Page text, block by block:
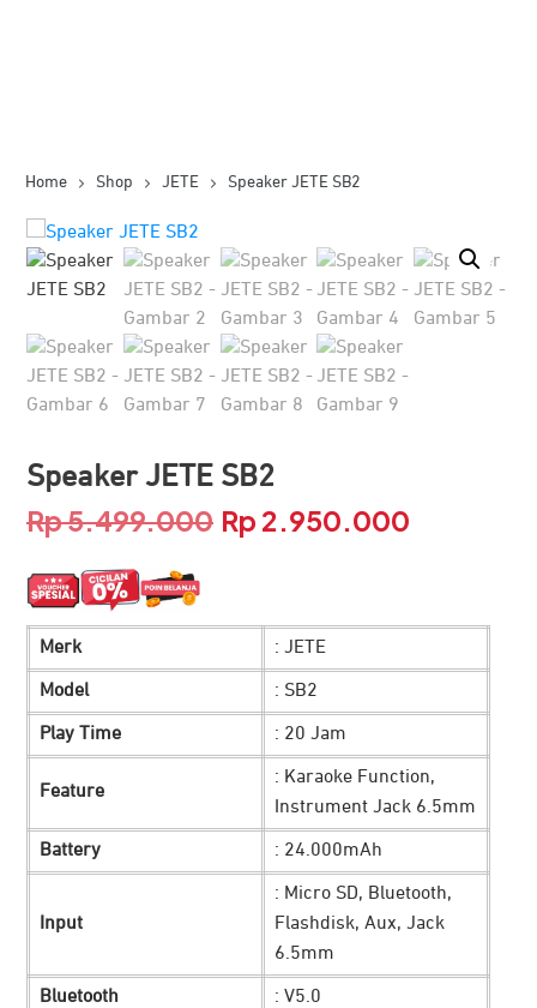
Home Shop JETE Speaker JETE SB2
Speaker JETE SB2
Rp5.499.000 Harga
Rp 5.499.000.
Rp 2.950.000
adalah:
Rp
Merk : JETE
Model : SB2
Play Time : 20 Jam
Feature
: Karaoke Function,
Instrument Jack 6.5mm
Battery : 24.000mAh
Input
: Micro SD, Bluetooth,
Flashdisk, Aux, Jack
6.5mm
Bluetooth : V5.0